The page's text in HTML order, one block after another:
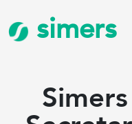
simers